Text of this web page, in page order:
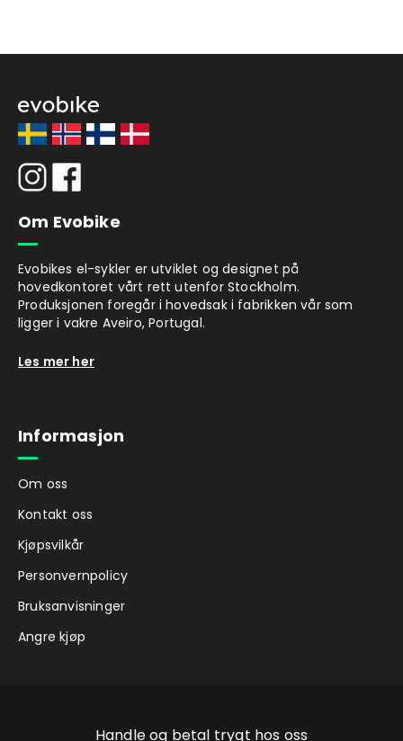
Om Evobike
Evobikes el-sykler er utviklet og designet på
hovedkontoret vårt rett utenfor Stockholm.
Produksjonen foregår i hovedsak i fabrikken vår som
ligger i vakre Aveiro, Portugal.
Les mer her
Informasjon
Om oss
Kontakt oss
Kjøpsvilkår
Personvernpolicy
Bruksanvisninger
Angre kjøp
Handle og betal trygt hos oss